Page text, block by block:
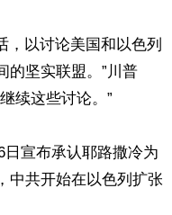
，以讨论美国和以色列
的坚实联盟。”川普
续这些讨论。”
宣布承认耶路撒冷为
中共开始在以色列扩张